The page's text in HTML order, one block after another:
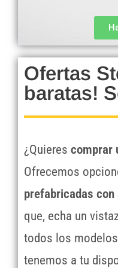
Ofertas
baratas!
¿Quieres comprar
Ofrecemos
prefabricadas
que, echa un
todos los
tenemos a tu